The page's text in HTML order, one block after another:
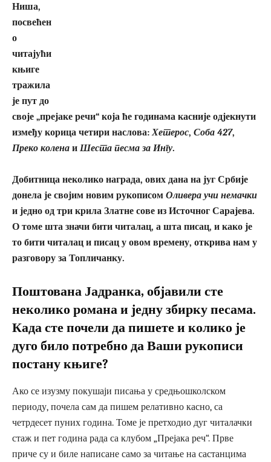
Ниша,
посвећен
о
читајући
књиге
тражила
је пут до
своје „прејаке речи“ која ће годинама касније одјекнути
између корица четири наслова: Хетерос, Соба 427,
Преко колена и Шеста песма за Ингу.
Добитница неколико награда, ових дана на југ Србије
донела је својим новим рукописом Оливера учи немачки
и једно од три крила Златне сове из Источног Сарајева.
О томе шта значи бити читалац, а шта писац, и како је
то бити читалац и писац у овом времену, открива нам у
разговору за Топличанку.
Поштована Јадранка, објавили сте
неколико романа и једну збирку песама.
Када сте почели да пишете и колико је
дуго било потребно да Ваши рукописи
постану књиге?
Ако се изузму покушаји писања у средњошколском
периоду, почела сам да пишем релативно касно, са
четрдесет пуних година. Томе је претходио дуг читалачки
стаж и пет година рада са клубом „Прејака реч“. Прве
приче су и биле написане само за читање на састанцима